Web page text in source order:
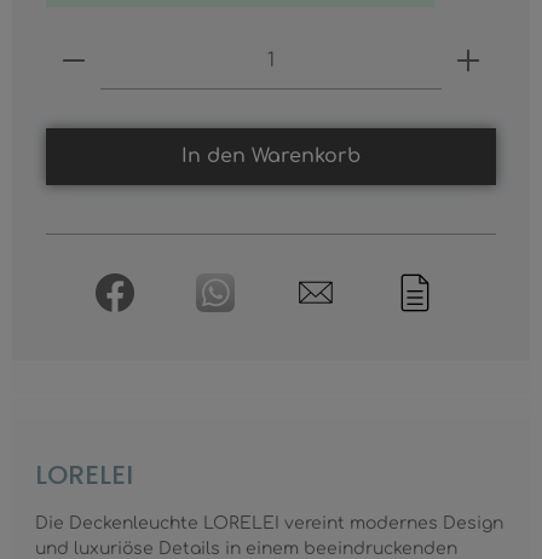
Produkt Anzahl: Gib den
In den Warenkorb
LORELEI
Die Deckenleuchte LORELEI vereint modernes Design
und luxuriöse Details in einem beeindruckenden